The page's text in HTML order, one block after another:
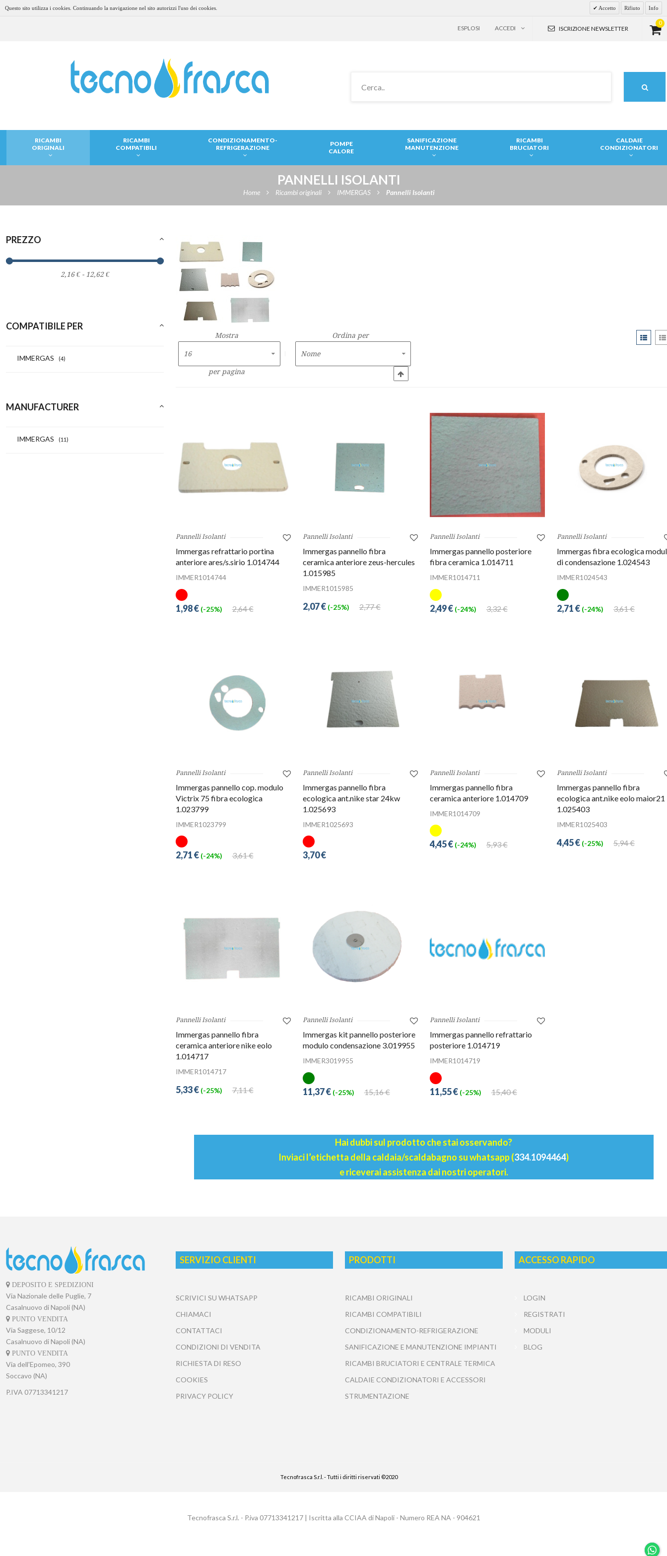
Questo sito utilizza i cookies. Continuando la navigazione nel sito autorizzi l'uso dei cookies. Accetto Rifiuto Info
0
ISCRIZIONE NEWSLETTER
ACCEDI
ESPLOSI
RICAMBI
ORIGINALI
RICAMBI
COMPATIBILI
CONDIZIONAMENTO-
REFRIGERAZIONE
POMPE
CALORE
SANIFICAZIONE
MANUTENZIONE
RICAMBI
BRUCIATORI
CALDAIE
CONDIZIONATORI
PANNELLI ISOLANTI
Home Ricambi originali IMMERGAS Pannelli Isolanti
PREZZO
COMPATIBILE PER
IMMERGAS (4)
MANUFACTURER
IMMERGAS (11)
Mostra
per pagina
Ordina per
Pannelli Isolanti
Immergas refrattario portina
anteriore ares/s.sirio 1.014744
IMMER1014744
2,64 €
1,98 € (-25%)
Pannelli Isolanti
Immergas pannello fibra
ceramica anteriore zeus-hercules
1.015985
IMMER1015985
2,77 €
2,07 € (-25%)
Pannelli Isolanti
Immergas pannello posteriore
fibra ceramica 1.014711
IMMER1014711
3,32 €
2,49 € (-24%)
Pannelli Isolanti
Immergas fibra ecologica
di condensazione 1.024543
IMMER1024543
3,61 €
2,71 € (-24%)
Pannelli Isolanti
Immergas pannello cop. modulo
Victrix 75 fibra ecologica
1.023799
IMMER1023799
3,61 €
2,71 € (-24%)
Pannelli Isolanti
Immergas pannello fibra
ecologica ant.nike star 24kw
1.025693
IMMER1025693
3,70 €
Pannelli Isolanti
Immergas pannello fibra
ceramica anteriore 1.014709
IMMER1014709
5,93 €
4,45 € (-24%)
Pannelli Isolanti
Immergas pannello fibra
ecologica ant.nike eolo maior21
1.025403
IMMER1025403
5,94 €
4,45 € (-25%)
Pannelli Isolanti
Immergas pannello fibra
ceramica anteriore nike eolo
1.014717
IMMER1014717
7,11 €
5,33 € (-25%)
Pannelli Isolanti
Immergas kit pannello posteriore
modulo condensazione 3.019955
IMMER3019955
15,16 €
11,37 € (-25%)
Pannelli Isolanti
Immergas pannello refrattario
posteriore 1.014719
IMMER1014719
15,40 €
11,55 € (-25%)
Hai dubbi sul prodotto che stai osservando?
Inviaci l’etichetta della caldaia/scaldabagno su whatsapp (334.1094464)
e riceverai assistenza dai nostri operatori.
DEPOSITO E SPEDIZIONI
Via Nazionale delle Puglie, 7
Casalnuovo di Napoli (NA)
PUNTO VENDITA
Via Saggese, 10/12
Casalnuovo di Napoli (NA)
PUNTO VENDITA
Via dell'Epomeo, 390
Soccavo (NA)
P.IVA 07713341217
SERVIZIO CLIENTI
SCRIVICI SU WHATSAPP
CHIAMACI
CONTATTACI
CONDIZIONI DI VENDITA
RICHIESTA DI RESO
COOKIES
PRIVACY POLICY
PRODOTTI
RICAMBI ORIGINALI
RICAMBI COMPATIBILI
CONDIZIONAMENTO-REFRIGERAZIONE
SANIFICAZIONE E MANUTENZIONE IMPIANTI
RICAMBI BRUCIATORI E CENTRALE TERMICA
CALDAIE CONDIZIONATORI E ACCESSORI
STRUMENTAZIONE
ACCESSO RAPIDO
LOGIN
REGISTRATI
MODULI
BLOG
Tecnofrasca S.r.l. - Tutti i diritti riservati ©2020
Tecnofrasca S.r.l. - P.iva 07713341217 | Iscritta alla CCIAA di Napoli - Numero REA NA - 904621